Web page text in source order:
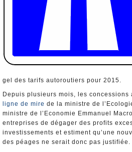
gel des tarifs autoroutiers pour 2015.
Depuis plusieurs mois, les concessions
ligne de mire de la ministre de
ministre de l’Economie Emmanuel
entreprises de dégager des profits
investissements et estiment qu’une
des péages ne serait donc pas justifiée.